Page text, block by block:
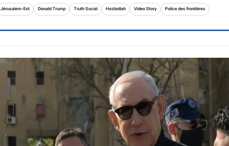
Jérusalem-Est Donald Trump Truth Social Hezbollah Video Story Police des frontières